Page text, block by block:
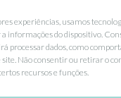
experiências, usamos
informações do dispositivo.
processar dados, como
Não consentir ou retirar o
recursos e funções.